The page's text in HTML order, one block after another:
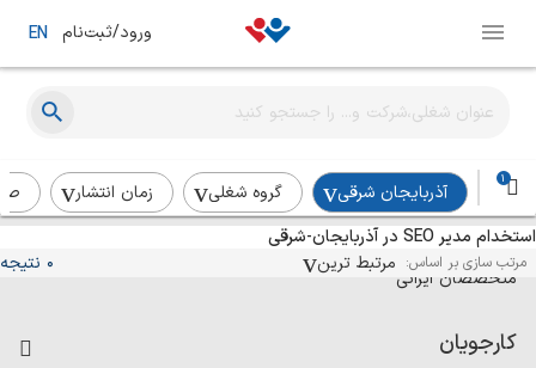
ورود/ثبت‌نام EN
1
آذربایجان شرقی گروه شغلی زمان انتشار
استخدام مدیر SEO در آذربایجان-شرقی
مرتب سازی بر اساس: مرتبط ترین 0 نتیجه
آگهی‌های استخدام و همکاری برای
متخصصان ایرانی
کارجویان